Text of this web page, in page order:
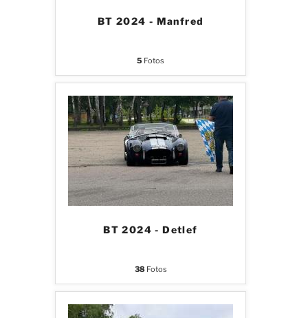
BT 2024 - Manfred
5 Fotos
BT 2024 - Detlef
38Fotos